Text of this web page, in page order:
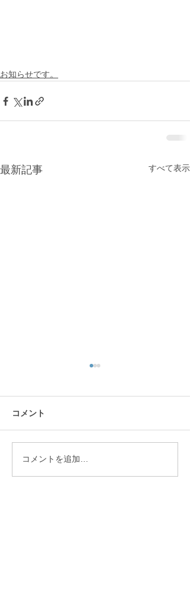
お知らせです。
最新記事 すべて表示
今年も一年間ありがとう
ございました
コメント
コメントを追加…